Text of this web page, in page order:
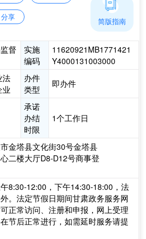
分享
督
实施
编码
11620921MB1771421
Y4000131003000
法
业
办件
类型
即办件
承诺
办结
时限
1个工作日
金塔县文化街30号金塔县
二楼大厅D8-D12号商事登
8:30-12:00，下午14:30-18:00，法
。法定节假日期间甘肃政务服务网
正常访问、注册和申报，网上受理
节后正常进行，如需延时服务请提
简版指南